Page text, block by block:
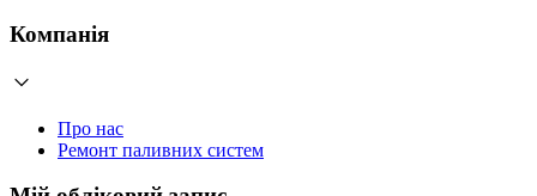
Компанія
Про нас
Ремонт паливних систем